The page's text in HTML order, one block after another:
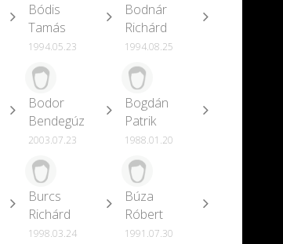
Bódis
Tamás
1994.05.23
Bodnár
Richárd
1994.08.25
Bodor
Bendegúz
2003.07.23
Bogdán
Patrik
1988.01.20
Burcs
Richárd
1998.03.24
Búza
Róbert
1991.07.30